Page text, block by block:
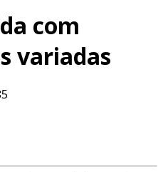
com
variadas